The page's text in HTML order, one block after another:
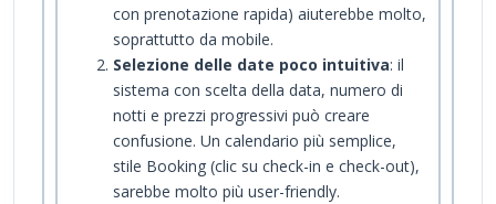
con prenotazione rapida) aiuterebbe molto,
soprattutto da mobile.
Selezione delle date poco intuitiva: il
sistema con scelta della data, numero di
notti e prezzi progressivi può creare
confusione. Un calendario più semplice,
stile Booking (clic su check-in e check-out),
sarebbe molto più user-friendly.